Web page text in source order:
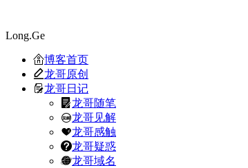
Long.Ge
博客首页
龙哥原创
龙哥日记
龙哥随笔
龙哥见解
龙哥感触
龙哥疑惑
龙哥域名